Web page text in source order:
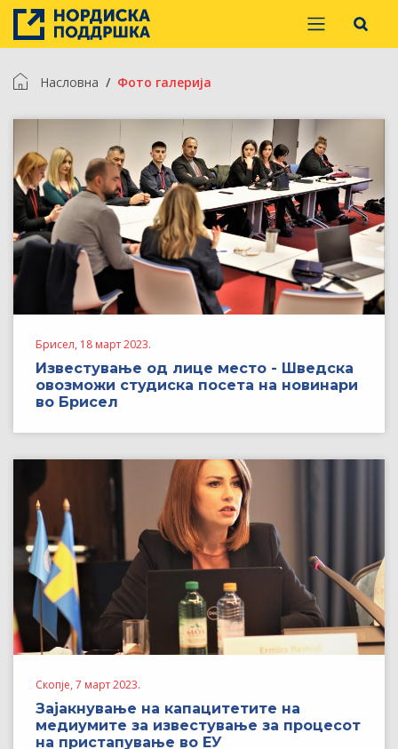
Насловна Фото галерија
Брисел, 18 март 2023.
Известување од лице место - Шведска
овозможи студиска посета на новинари
во Брисел
Скопје, 7 март 2023.
Зајакнување на капацитетите на
медиумите за известување за процесот
на пристапување во ЕУ